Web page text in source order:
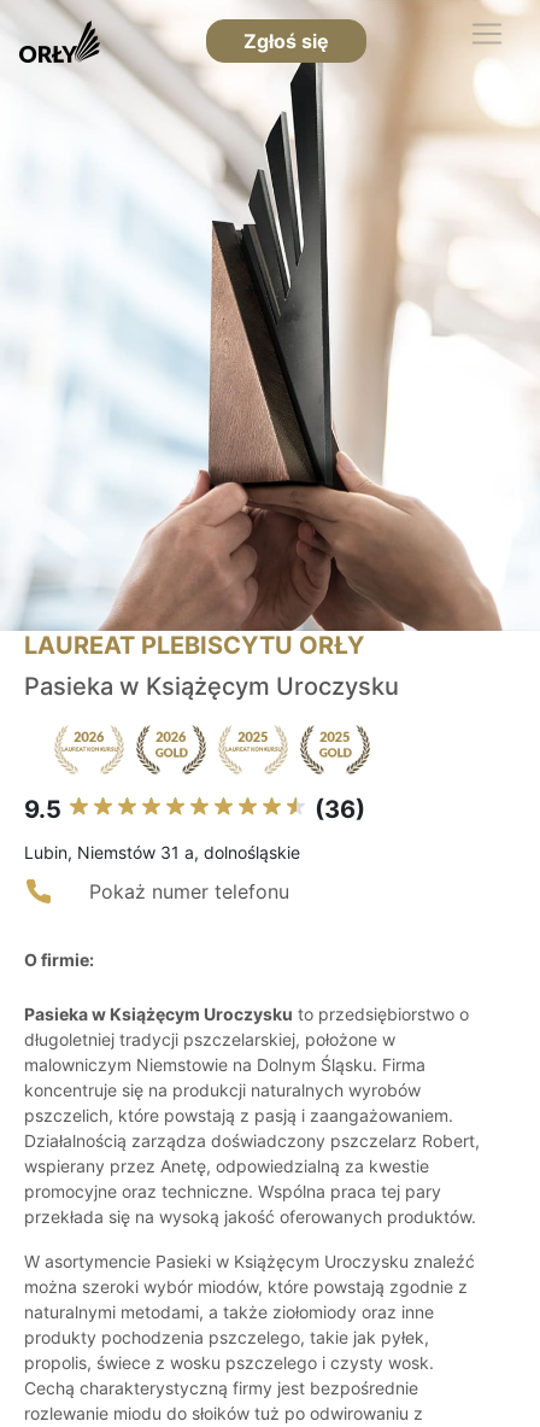
Zgłoś się
LAUREAT PLEBISCYTU ORŁY
Pasieka w Książęcym Uroczysku
9.5 (36)
Lubin, Niemstów 31 a, dolnośląskie
Pokaż numer telefonu
O firmie:
Pasieka w Książęcym Uroczysku to przedsiębiorstwo o
długoletniej tradycji pszczelarskiej, położone w
malowniczym Niemstowie na Dolnym Śląsku. Firma
koncentruje się na produkcji naturalnych wyrobów
pszczelich, które powstają z pasją i zaangażowaniem.
Działalnością zarządza doświadczony pszczelarz Robert,
wspierany przez Anetę, odpowiedzialną za kwestie
promocyjne oraz techniczne. Wspólna praca tej pary
przekłada się na wysoką jakość oferowanych produktów.
W asortymencie Pasieki w Książęcym Uroczysku znaleźć
można szeroki wybór miodów, które powstają zgodnie z
naturalnymi metodami, a także ziołomiody oraz inne
produkty pochodzenia pszczelego, takie jak pyłek,
propolis, świece z wosku pszczelego i czysty wosk.
Cechą charakterystyczną firmy jest bezpośrednie
rozlewanie miodu do słoików tuż po odwirowaniu z